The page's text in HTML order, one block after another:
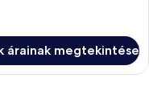
árainak megtekintése